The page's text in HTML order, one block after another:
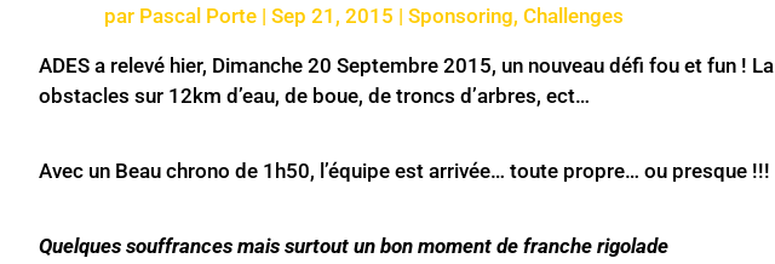
par Pascal Porte| Sep 21, 2015 | Sponsoring, Challenges
ADES a relevé hier, Dimanche 20 Septembre 2015, un nouveau défi fou et fun !
obstacles sur 12km d’eau, de boue, de troncs d’arbres, ect…
Avec un Beau chrono de 1h50, l’équipe est arrivée… toute propre… ou presque !!!
Quelques souffrances mais surtout un bon moment de franche rigolade